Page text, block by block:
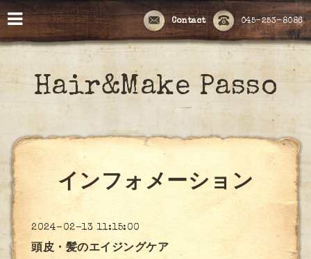
045-253-8086
Contact
Hair&Make Passo
インフォメーション
2024-02-13 11:15:00
頭皮・髪のエイジングケア